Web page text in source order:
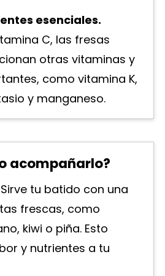
esenciales.
C, las fresas
otras vitaminas y
como vitamina K,
y manganeso.
acompañarlo?
Sirve tu batido con una
frescas, como
kiwi o piña. Esto
y nutrientes a tu